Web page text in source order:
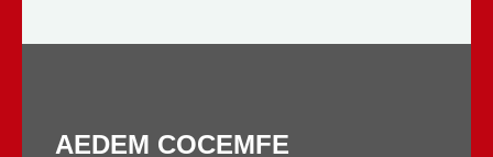
AEDEM COCEMFE